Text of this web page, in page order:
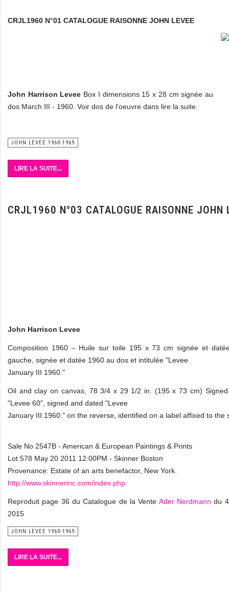
CRJL1960 N°01 CATALOGUE RAISONNE JOHN LEVEE
John Harrison Levee Box I dimensions 15 x 28 cm signée au
dos March III - 1960. Voir dos de l'oeuvre dans lire la suite.
JOHN LEVEE 1960-1969
LIRE LA SUITE...
CRJL1960 N°03 CATALOGUE RAISONNE JOHN
John Harrison Levee
Composition 1960 – Huile sur toile 195 x 73 cm signée et
gauche, signée et datée 1960 au dos et intitulée "Levee
January III 1960."
Oil and clay on canvas, 78 3/4 x 29 1/2 in. (195 x 73 cm)
"Levee 60", signed and dated "Levee
January III 1960." on the reverse, identified on a label affixed to the
Sale No 2547B - American & European Paintings & Prints
Lot 578 May 20 2011 12:00PM - Skinner Boston
Provenance: Estate of an arts benefactor, New York.
http://www.skinnerinc.com/index.php
Reproduit page 36 du Catalogue de la Vente Ader Nordmann du
2015
JOHN LEVEE 1960-1969
LIRE LA SUITE...